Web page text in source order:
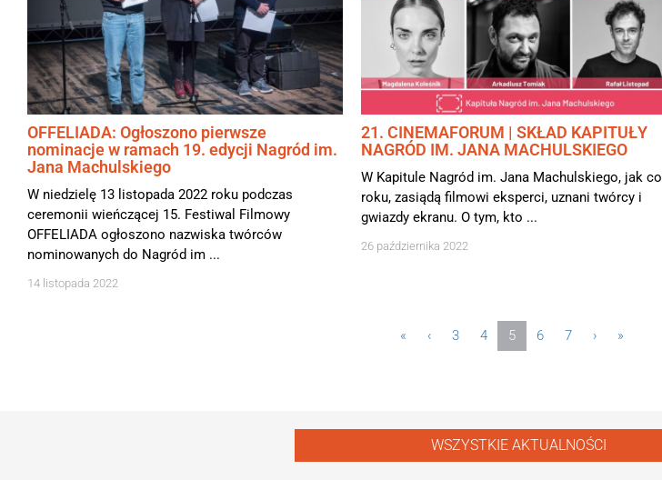
OFFELIADA: Ogłoszono pierwsze
nominacje w ramach 19. edycji Nagród im.
Jana Machulskiego
W niedzielę 13 listopada 2022 roku podczas
ceremonii wieńczącej 15. Festiwal Filmowy
OFFELIADA ogłoszono nazwiska twórców
nominowanych do Nagród im ...
14 listopada 2022
21. CINEMAFORUM | SKŁAD KAPITUŁY
NAGRÓD IM. JANA MACHULSKIEGO
W Kapitule Nagród im. Jana Machulskiego, jak co
roku, zasiądą filmowi eksperci, uznani twórcy i
gwiazdy ekranu. O tym, kto ...
26 października 2022
« ‹ 3 4 5 6 7 › »
WSZYSTKIE AKTUALNOŚCI